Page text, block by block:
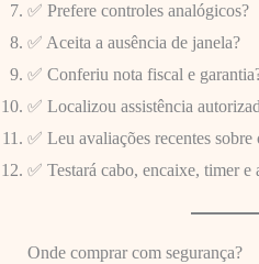
✅ Prefere controles analógicos?
✅ Aceita a ausência de janela?
✅ Conferiu nota fiscal e
✅ Localizou assistência
✅ Leu avaliações recentes sobre
✅ Testará cabo, encaixe, timer e
Onde comprar com segurança?